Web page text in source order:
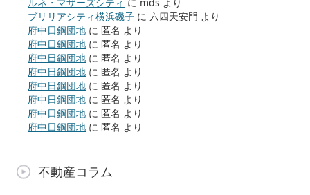
ブリリアシティ横浜磯子 に 六四天安門 より
府中日鋼団地 に 匿名 より
府中日鋼団地 に 匿名 より
府中日鋼団地 に 匿名 より
府中日鋼団地 に 匿名 より
府中日鋼団地 に 匿名 より
府中日鋼団地 に 匿名 より
府中日鋼団地 に 匿名 より
府中日鋼団地 に 匿名 より
不動産コラム